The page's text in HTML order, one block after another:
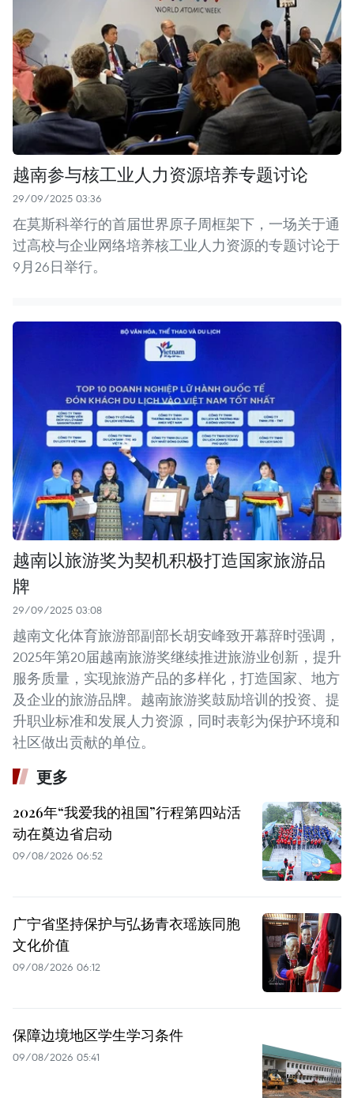
越南参与核工业人力资源培养专题讨论
29/09/2025 03:36
在莫斯科举行的首届世界原子周框架下，一场关于通
过高校与企业网络培养核工业人力资源的专题讨论于
9月26日举行。
越南以旅游奖为契机积极打造国家旅游品
牌
29/09/2025 03:08
越南文化体育旅游部副部长胡安峰致开幕辞时强调，
2025年第20届越南旅游奖继续推进旅游业创新，提升
服务质量，实现旅游产品的多样化，打造国家、地方
及企业的旅游品牌。越南旅游奖鼓励培训的投资、提
升职业标准和发展人力资源，同时表彰为保护环境和
社区做出贡献的单位。
更多
2026年“我爱我的祖国”行程第四站活
动在奠边省启动
09/08/2026 06:52
广宁省坚持保护与弘扬青衣瑶族同胞
文化价值
09/08/2026 06:12
保障边境地区学生学习条件
09/08/2026 05:41